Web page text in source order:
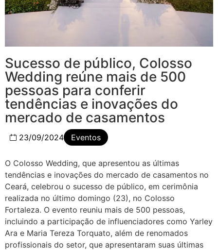
Sucesso de público, Colosso
Wedding reúne mais de 500
pessoas para conferir
tendências e inovações do
mercado de casamentos
23/09/2024 Eventos
O Colosso Wedding, que apresentou as últimas
tendências e inovações do mercado de casamentos no
Ceará, celebrou o sucesso de público, em cerimônia
realizada no último domingo (23), no Colosso
Fortaleza. O evento reuniu mais de 500 pessoas,
incluindo a participação de influenciadores como Yarley
Ara e Maria Tereza Torquato, além de renomados
profissionais do setor, que apresentaram suas últimas